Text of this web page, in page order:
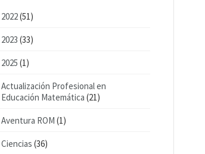
2022(51)
2023 (33)
2025 (1)
Actualización Profesional en
Educación Matemática (21)
Aventura ROM (1)
Ciencias (36)